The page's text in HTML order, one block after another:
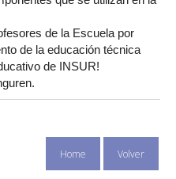
de la Escuela por
de la educación técnica
de INSUR!
Home Volver